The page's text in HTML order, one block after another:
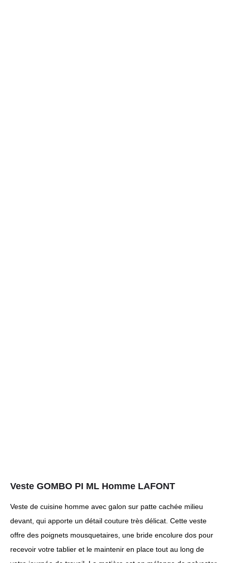
Veste GOMBO PI ML Homme LAFONT
Veste de cuisine homme avec galon sur patte cachée milieu
devant, qui apporte un détail couture très délicat. Cette veste
offre des poignets mousquetaires, une bride encolure dos pour
recevoir votre tablier et le maintenir en place tout au long de